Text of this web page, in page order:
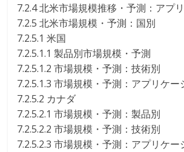
7.2.4 北米市場規模推移・予測：アプ
7.2.5 北米市場規模・予測：国別
7.2.5.1 米国
7.2.5.1.1 製品別市場規模・予測
7.2.5.1.2 市場規模・予測：技術別
7.2.5.1.3 市場規模・予測：アプリケー
7.2.5.2 カナダ
7.2.5.2.1 市場規模・予測：製品別
7.2.5.2.2 市場規模・予測：技術別
7.2.5.2.3 市場規模・予測：アプリケー